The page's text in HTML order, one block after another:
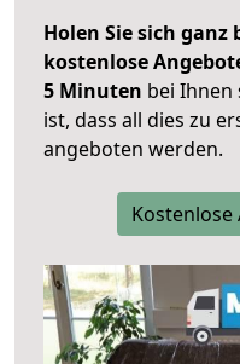
Holen Sie sich
kostenlose
5 Minuten bei Ihnen
ist, dass all dies zu
angeboten werden.